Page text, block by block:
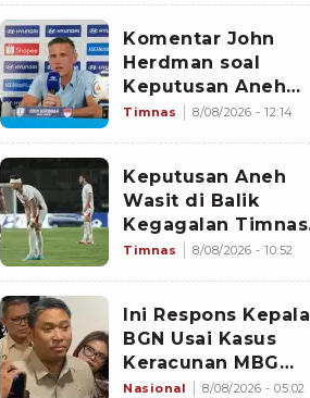
Komentar John
Herdman soal
Keputusan Aneh
Wasit Laga Timnas
AFF 2026: Percuma
Bahas Itu
Timnas 8/08/2026 - 12:14
Keputusan Aneh
Wasit di Balik
Kegagalan Timnas
Indonesia Lolos
Singapura dan
Rugikan Garuda
Timnas 8/08/2026 - 10:52
Ini Respons Kepala
BGN Usai Kasus
Keracunan MBG
Kembali Terjadi
Nasional 8/08/2026 - 05:02